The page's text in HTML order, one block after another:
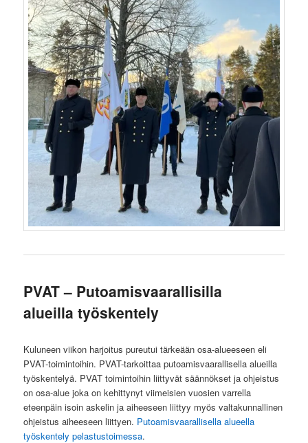
PVAT – Putoamisvaarallisilla
alueilla työskentely
Kuluneen viikon harjoitus pureutui tärkeään osa-alueeseen eli
PVAT-toimintoihin. PVAT-tarkoittaa putoamisvaarallisella alueilla
työskentelyä. PVAT toimintoihin liittyvät säännökset ja ohjeistus
on osa-alue joka on kehittynyt viimeisien vuosien varrella
eteenpäin isoin askelin ja aiheeseen liittyy myös valtakunnallinen
ohjeistus aiheeseen liittyen. Putoamisvaarallisella alueella
työskentely pelastustoimessa.